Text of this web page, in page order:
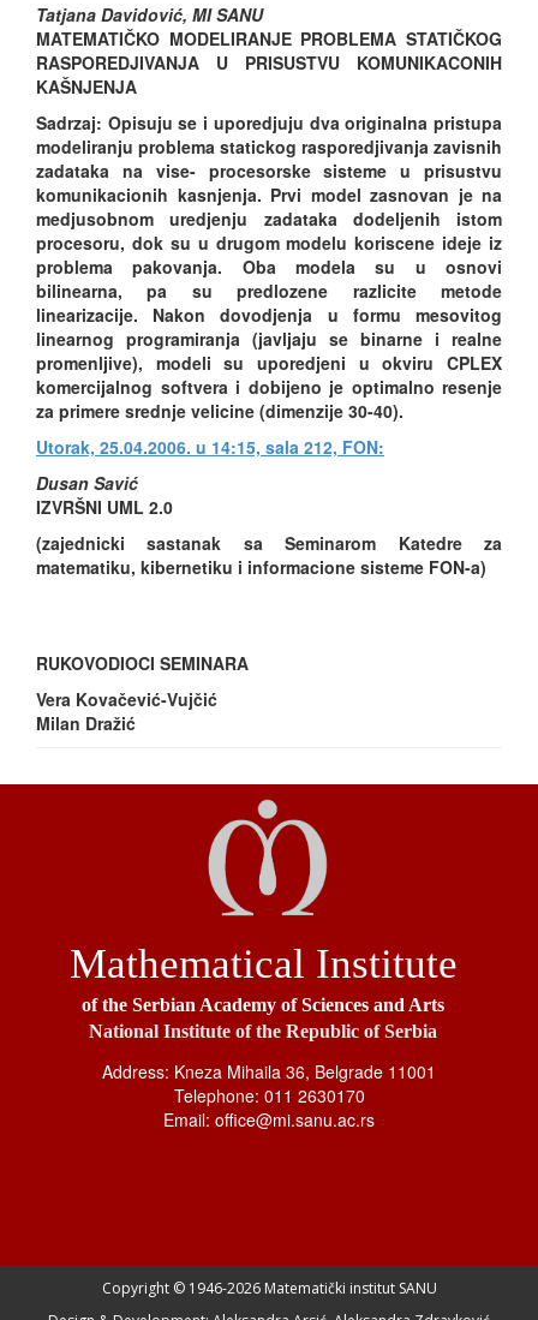
Tatjana Davidović, MI SANU
MATEMATIČKO MODELIRANJE PROBLEMA STATIČKOG
RASPOREDJIVANJA U PRISUSTVU KOMUNIKACONIH
KAŠNJENJA
Sadrzaj: Opisuju se i uporedjuju dva originalna pristupa
modeliranju problema statickog rasporedjivanja zavisnih
zadataka na vise- procesorske sisteme u prisustvu
komunikacionih kasnjenja. Prvi model zasnovan je na
medjusobnom uredjenju zadataka dodeljenih istom
procesoru, dok su u drugom modelu koriscene ideje iz
problema pakovanja. Oba modela su u osnovi
bilinearna, pa su predlozene razlicite metode
linearizacije. Nakon dovodjenja u formu mesovitog
linearnog programiranja (javljaju se binarne i realne
promenljive), modeli su uporedjeni u okviru CPLEX
komercijalnog softvera i dobijeno je optimalno resenje
za primere srednje velicine (dimenzije 30-40).
Utorak, 25.04.2006. u 14:15, sala 212, FON:
Dusan Savić
IZVRŠNI UML 2.0
(zajednicki sastanak sa Seminarom Katedre za
matematiku, kibernetiku i informacione sisteme FON-a)
RUKOVODIOCI SEMINARA
Vera Kovačević-Vujčić
Milan Dražić
Mathematical Institute
of the Serbian Academy of Sciences and Arts
National Institute of the Republic of Serbia
Address: Kneza Mihaila 36, Belgrade 11001
Telephone: 011 2630170
Email: office@mi.sanu.ac.rs
Copyright © 1946-2026 Matematički institut SANU